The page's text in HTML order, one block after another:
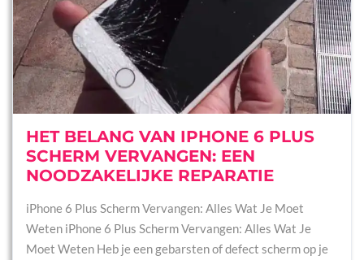
HET BELANG VAN IPHONE 6 PLUS
SCHERM VERVANGEN: EEN
NOODZAKELIJKE REPARATIE
iPhone 6 Plus Scherm Vervangen: Alles Wat Je Moet
Weten iPhone 6 Plus Scherm Vervangen: Alles Wat Je
Moet Weten Heb je een gebarsten of defect scherm op je